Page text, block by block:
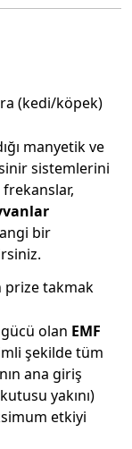
(kedi/köpek)
manyetik ve
sistemlerini
frekanslar,
bir
prize takmak
gücü olan EMF
şekilde tüm
ana giriş
yakını)
etkiyi